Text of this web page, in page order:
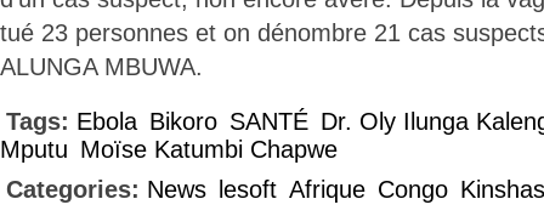
tué 23 personnes et on dénombre 21 cas
ALUNGA MBUWA.
Tags: Ebola Bikoro SANTÉ Dr. Oly Ilunga
Mputu Moïse Katumbi Chapwe
Categories: News lesoft Afrique Congo